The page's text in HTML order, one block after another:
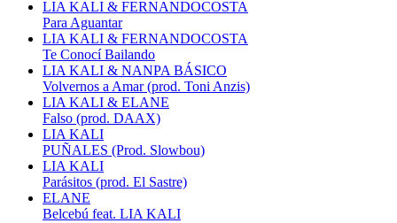
LIA KALI & FERNANDOCOSTA
Para Aguantar
LIA KALI & FERNANDOCOSTA
Te Conocí Bailando
LIA KALI & NANPA BÁSICO
Volvernos a Amar (prod. Toni Anzis)
LIA KALI & ELANE
Falso (prod. DAAX)
LIA KALI
PUÑALES (Prod. Slowbou)
LIA KALI
Parásitos (prod. El Sastre)
ELANE
Belcebú feat. LIA KALI